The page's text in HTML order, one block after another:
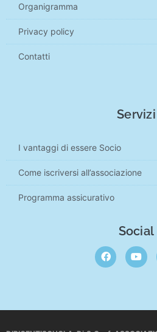
Organigramma
Privacy policy
Contatti
Servizi
I vantaggi di essere Socio
Come iscriversi all’associazione
Programma assicurativo
Social